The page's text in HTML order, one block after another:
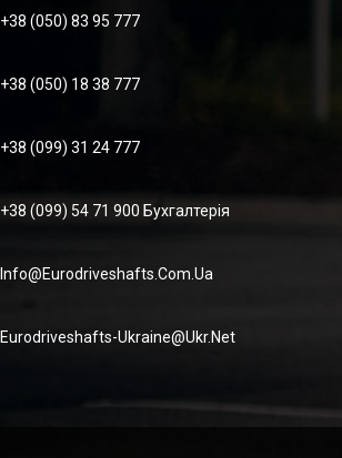
+38 (050) 83 95 777
+38 (050) 18 38 777
+38 (099) 31 24 777
+38 (099) 54 71 900 Бухгалтерія
Info@eurodriveshafts.com.ua
Eurodriveshafts-Ukraine@ukr.net